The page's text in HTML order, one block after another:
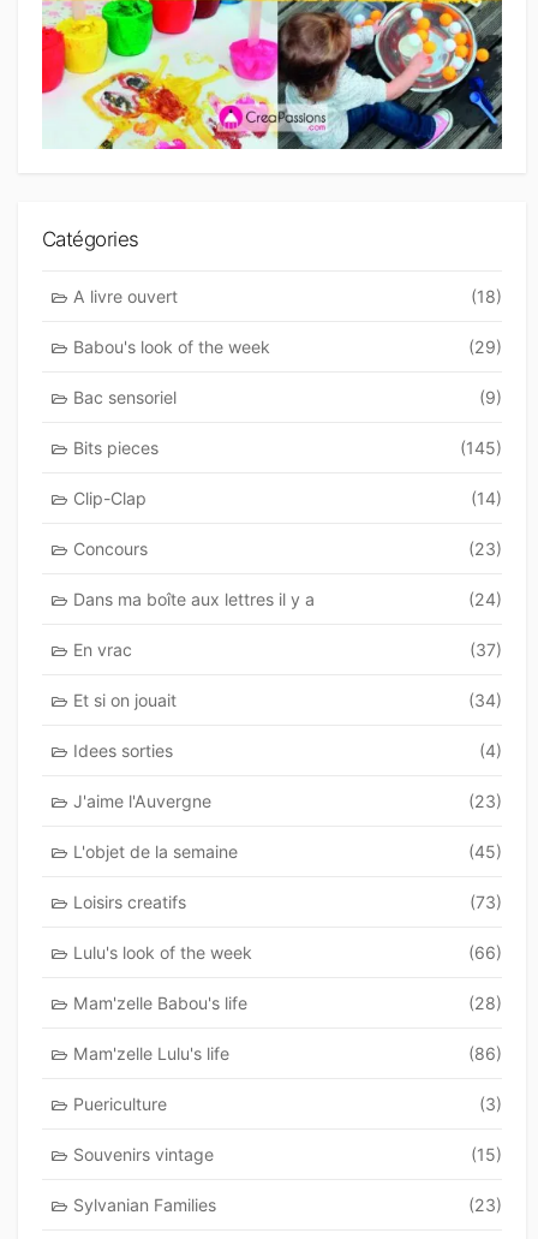
Catégories
A livre ouvert (18)
Babou's look of the week (29)
Bac sensoriel (9)
Bits pieces (145)
Clip-Clap (14)
Concours (23)
Dans ma boîte aux lettres il y a (24)
En vrac (37)
Et si on jouait (34)
Idees sorties (4)
J'aime l'Auvergne (23)
L'objet de la semaine (45)
Loisirs creatifs (73)
Lulu's look of the week (66)
Mam'zelle Babou's life (28)
Mam'zelle Lulu's life (86)
Puericulture (3)
Souvenirs vintage (15)
Sylvanian Families (23)